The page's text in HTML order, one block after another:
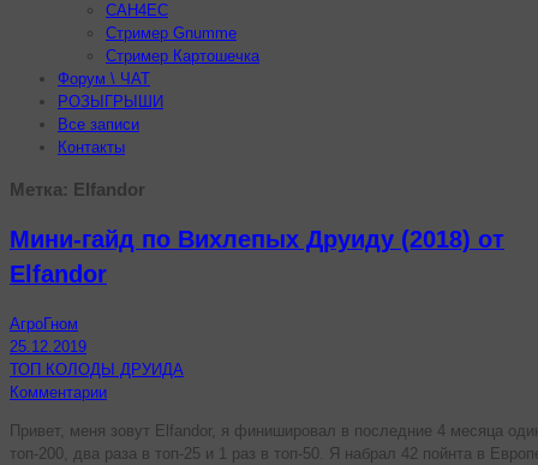
CAH4EC
Стример Gnumme
Стример Картошечка
Форум \ ЧАТ
РОЗЫГРЫШИ
Все записи
Контакты
Метка: Elfandor
Мини-гайд по Вихлепых Друиду (2018) от
Elfandor
АгроГном
25.12.2019
ТОП КОЛОДЫ ДРУИДА
Комментарии
Привет, меня зовут Elfandor, я финишировал в последние 4 месяца
топ-200, два раза в топ-25 и 1 раз в топ-50. Я набрал 42 пойнта в